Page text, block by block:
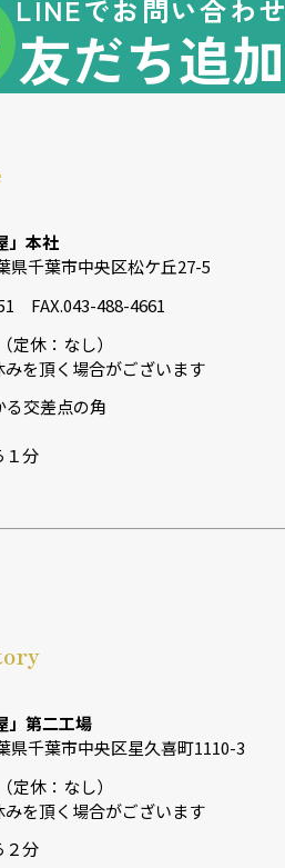
LINEでお問い合わせ
友だち追加
」本社
千葉市中央区松ケ丘27-5
FAX.043-488-4661
休：なし）
を頂く場合がございます
る交差点の角
分
」第二工場
千葉市中央区星久喜町1110-3
休：なし）
を頂く場合がございます
分